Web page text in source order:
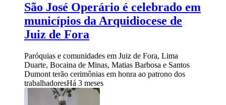
São José Operário é celebrado em
municípios da Arquidiocese de
Juiz de Fora
Paróquias e comunidades em Juiz de Fora, Lima
Duarte, Bocaina de Minas, Matias Barbosa e Santos
Dumont terão cerimônias em honra ao patrono dos
trabalhadoresHá 3 meses